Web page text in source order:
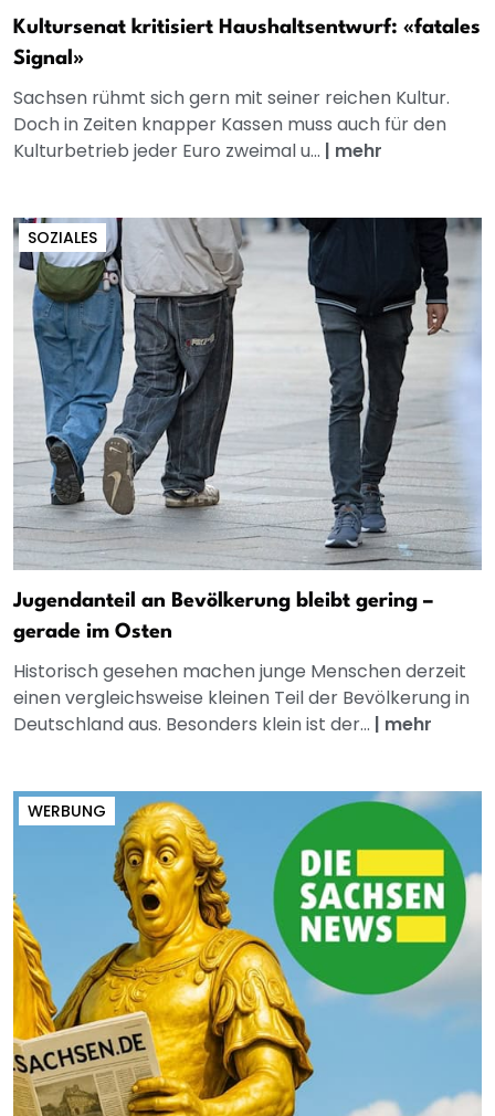
Kultursenat kritisiert Haushaltsentwurf: «fatales
Signal»
Sachsen rühmt sich gern mit seiner reichen Kultur.
Doch in Zeiten knapper Kassen muss auch für den
Kulturbetrieb jeder Euro zweimal u... | mehr
SOZIALES
Jugendanteil an Bevölkerung bleibt gering –
gerade im Osten
Historisch gesehen machen junge Menschen derzeit
einen vergleichsweise kleinen Teil der Bevölkerung in
Deutschland aus. Besonders klein ist der... | mehr
WERBUNG